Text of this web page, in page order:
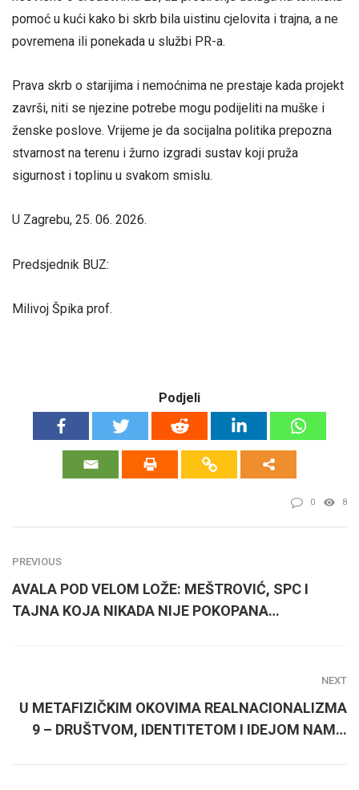
pomoć u kući kako bi skrb bila uistinu cjelovita i trajna, a ne
povremena ili ponekada u službi PR-a.
Prava skrb o starijima i nemoćnima ne prestaje kada projekt
završi, niti se njezine potrebe mogu podijeliti na muške i
ženske poslove. Vrijeme je da socijalna politika prepozna
stvarnost na terenu i žurno izgradi sustav koji pruža
sigurnost i toplinu u svakom smislu.
U Zagrebu, 25. 06. 2026.
Predsjednik BUZ:
Milivoj Špika prof.
Podjeli
0 8
PREVIOUS
AVALA POD VELOM LOŽE: MEŠTROVIĆ, SPC I
TAJNA KOJA NIKADA NIJE POKOPANA…
NEXT
U METAFIZIČKIM OKOVIMA REALNACIONALIZMA
9 – DRUŠTVOM, IDENTITETOM I IDEJOM NAM…